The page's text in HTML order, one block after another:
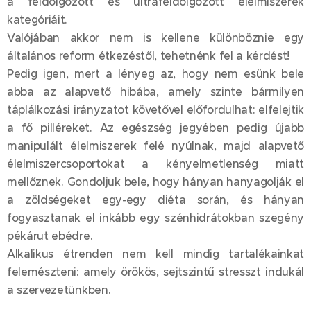
kategóriáit.
Valójában akkor nem is kellene különböznie egy
általános reform étkezéstől, tehetnénk fel a kérdést!
Pedig igen, mert a lényeg az, hogy nem esünk bele
abba az alapvető hibába, amely szinte bármilyen
táplálkozási irányzatot követővel előfordulhat: elfelejtik
a fő pilléreket. Az egészség jegyében pedig újabb
manipulált élelmiszerek felé nyúlnak, majd alapvető
élelmiszercsoportokat a kényelmetlenség miatt
mellőznek. Gondoljuk bele, hogy hányan hanyagolják el
a zöldségeket egy-egy diéta során, és hányan
fogyasztanak el inkább egy szénhidrátokban szegény
pékárut ebédre.
Alkalikus étrenden nem kell mindig tartalékainkat
felemészteni: amely örökös, sejtszintű stresszt indukál
a szervezetünkben.